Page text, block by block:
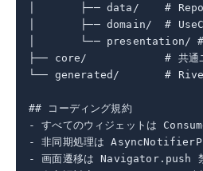
│       ├── data/    #
│       ├── domain/  #
│       └── presentation/ #
├── core/            # 共通ユ
└── generated/       #
## コーディング規約
- すべてのウィジェットは
- 非同期処理は
- 画面遷移は